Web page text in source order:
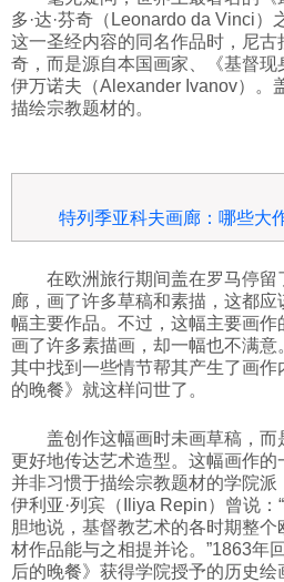
多·达·芬奇（Leonardo da Vinci）
这一圣经内容的同名作品时，尼古
奇，而是源自本国画家、《基督现
伊万诺夫（Alexander Ivanov）。
描绘宗教题材的。
特列季亚科夫画廊：哪些大
在欧洲旅行期间盖在罗马停
廊，画了许多草稿和素描，这都
幅主要作品。不过，这幅主要画
画了许多素描画，却一幅也不满
其中找到一些情节帮其产生了画
的晚餐》就这样问世了。
盖创作这幅画时未画草稿，
更好地传达艺术造型。这幅画作
并非习惯于描绘宗教题材的学院
伊利亚·列宾（Iliya Repin）曾说
胆地说，基督教艺术的各时期整
材作品能与之相提并论。”1863年
后的晚餐》获得学院授予的历史